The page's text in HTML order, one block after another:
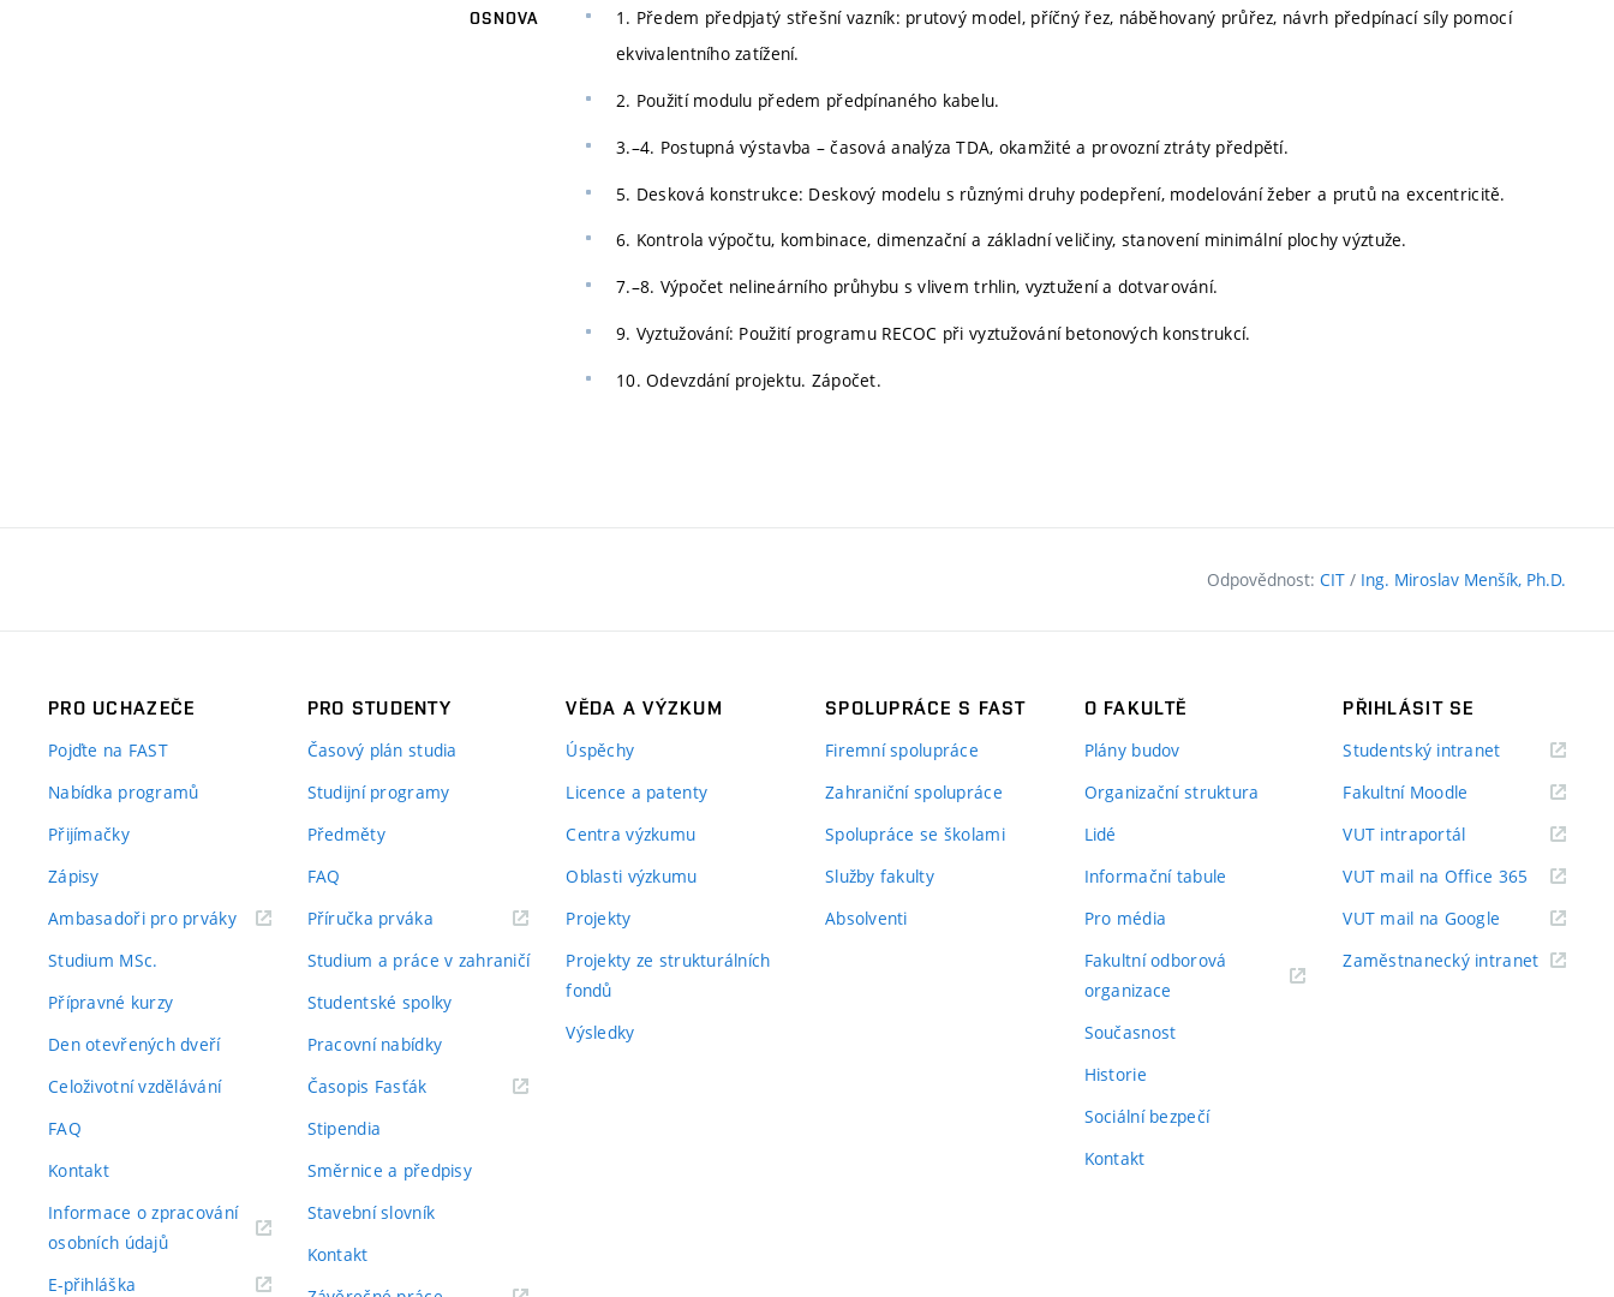
OSNOVA
1. Předem předpjatý střešní vazník: prutový model, příčný řez, náběhovaný průřez, návrh předpínací síly pomocí
ekvivalentního zatížení.
2. Použití modulu předem předpínaného kabelu.
3.–4. Postupná výstavba – časová analýza TDA, okamžité a provozní ztráty předpětí.
5. Desková konstrukce: Deskový modelu s různými druhy podepření, modelování žeber a prutů na excentricitě.
6. Kontrola výpočtu, kombinace, dimenzační a základní veličiny, stanovení minimální plochy výztuže.
7.–8. Výpočet nelineárního průhybu s vlivem trhlin, vyztužení a dotvarování.
9. Vyztužování: Použití programu RECOC při vyztužování betonových konstrukcí.
10. Odevzdání projektu. Zápočet.
Odpovědnost: CIT / Ing. Miroslav Menšík, Ph.D.
PRO UCHAZEČE
Pojďte na FAST
Nabídka programů
Přijímačky
Zápisy
Ambasadoři pro prváky(externí
Studium MSc.
Přípravné kurzy
Den otevřených dveří
Celoživotní vzdělávání
FAQ
Kontakt
Informace o zpracování
osobních údajů(externí
E-přihláška
PRO STUDENTY
Časový plán studia
Studijní programy
Předměty
FAQ
Příručka prváka(externí
Studium a práce v zahraničí
Studentské spolky
Pracovní nabídky
Časopis Fasťák(externí
Stipendia
Směrnice a předpisy
Stavební slovník
Kontakt
VĚDA A VÝZKUM
Úspěchy
Licence a patenty
Centra výzkumu
Oblasti výzkumu
Projekty
Projekty ze strukturálních
fondů
Výsledky
SPOLUPRÁCE S FAST
Firemní spolupráce
Zahraniční spolupráce
Spolupráce se školami
Služby fakulty
Absolventi
O FAKULTĚ
Plány budov
Organizační struktura
Lidé
Informační tabule
Pro média
Fakultní odborová
organizace
Současnost
Historie
Sociální bezpečí
Kontakt
PŘIHLÁSIT SE
Studentský intranet(externí
Fakultní Moodle
VUT intraportál(externí
VUT mail na Office 365 (externí
odkaz)
VUT mail na Google (externí
Zaměstnanecký intranet(externí